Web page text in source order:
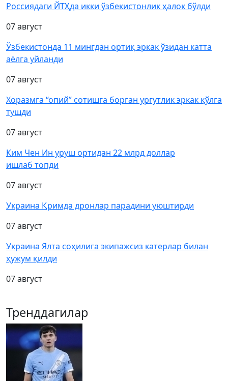
Россиядаги ЙТҲда икки ўзбекистонлик ҳалок бўлди
07 август
Ўзбекистонда 11 мингдан ортиқ эркак ўзидан катта
аёлга уйланди
07 август
Хоразмга “опий” сотишга борган ургутлик эркак қўлга
тушди
07 август
Ким Чен Ин уруш ортидан 22 млрд доллар
ишлаб топди
07 август
Украина Қримда дронлар парадини уюштирди
07 август
Украина Ялта соҳилига экипажсиз катерлар билан
ҳужум қилди
07 август
Тренддагилар